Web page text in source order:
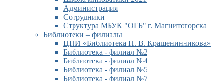
Администрация
Сотрудники
Структура МБУК "ОГБ" г. Магнитогорска
Библиотеки – филиалы
ЦПИ «Библиотека П. В. Крашенинникова»
Библиотека - филиал №2
Библиотека - филиал №4
Библиотека - филиал №5
Библиотека - филиал №7